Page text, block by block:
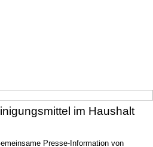
im Haushalt
Presse-Information von